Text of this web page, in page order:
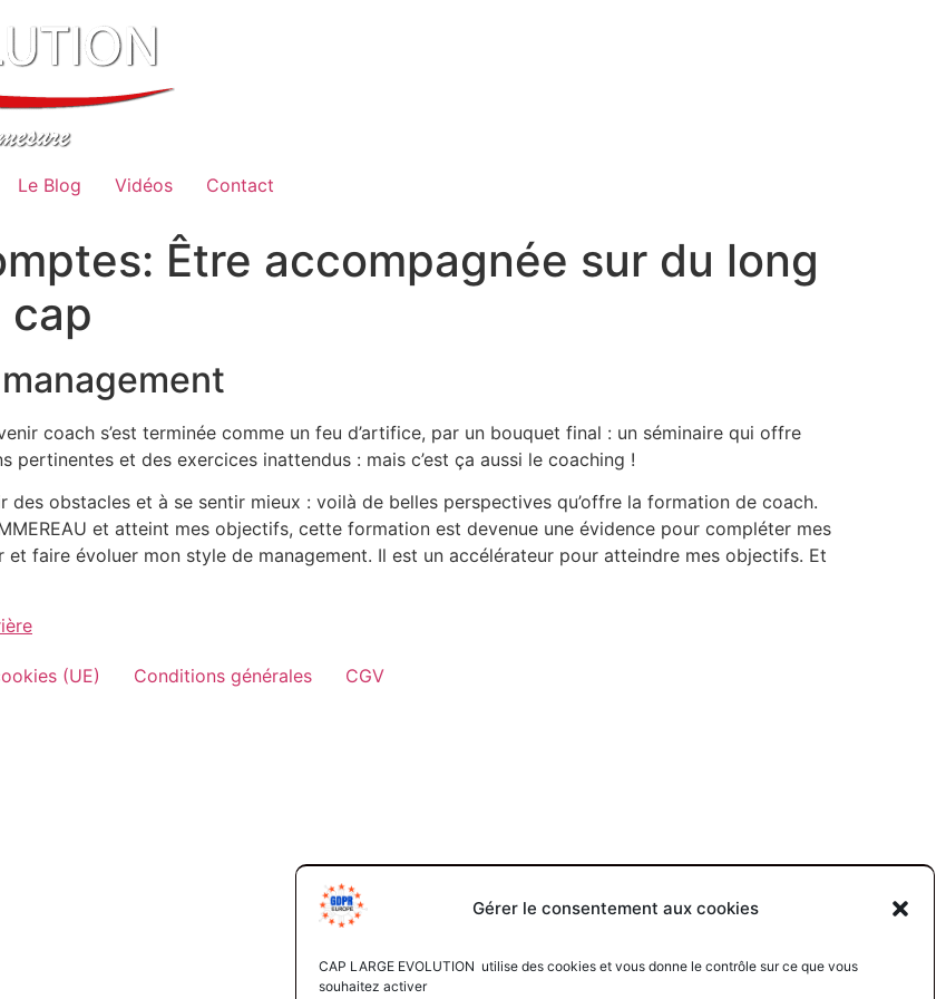
Gérer le consentement aux cookies
CAP LARGE EVOLUTION utilise des cookies et vous donne le contrôle sur ce que vous
souhaitez activer
Le Blog Vidéos Contact
Être accompagnée sur du long
cap
coach s’est terminée comme un feu d’artifice, par un bouquet final : un séminaire qui offre
et des exercices inattendus : mais c’est ça aussi le coaching !
obstacles et à se sentir mieux : voilà de belles perspectives qu’offre la formation de coach.
et atteint mes objectifs, cette formation est devenue une évidence pour compléter mes
faire évoluer mon style de management. Il est un accélérateur pour atteindre mes objectifs. Et
(UE) Conditions générales CGV